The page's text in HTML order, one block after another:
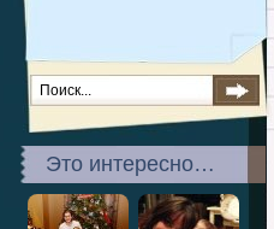
Это интересно…